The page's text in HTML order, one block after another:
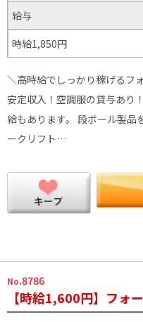
給与
時給1,850円
＼高時給でしっかり稼げるフ
安定収入！空調服の貸与あり
給もあります。 段ボール製品
ークリフト…
No.8786
【時給1,600円】フォ